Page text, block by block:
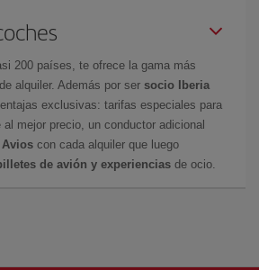
200 países, te ofrece la gama más
alquiler. Además por ser socio Iberia
exclusivas: tarifas especiales para
mejor precio, un conductor adicional
con cada alquiler que luego
de avión y experiencias de ocio.